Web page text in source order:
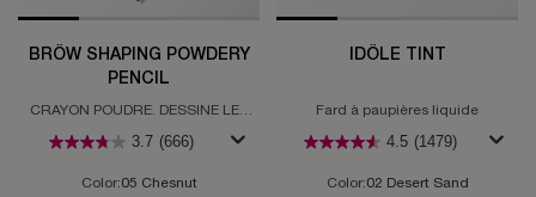
BRÔW SHAPING POWDERY
PENCIL
CRAYON POUDRE. DESSINE LES
3.7 (666)
Color:05 Chesnut
IDÔLE TINT
Fard à paupières liquide
4.5 (1479)
Color:02 Desert Sand